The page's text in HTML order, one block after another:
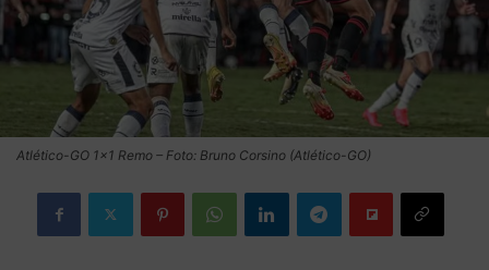
Atlético-GO 1×1 Remo – Foto: Bruno Corsino (Atlético-GO)